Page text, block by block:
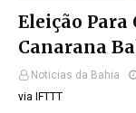
Eleição
Canarana
Noticias da Bahia
via IFTTT